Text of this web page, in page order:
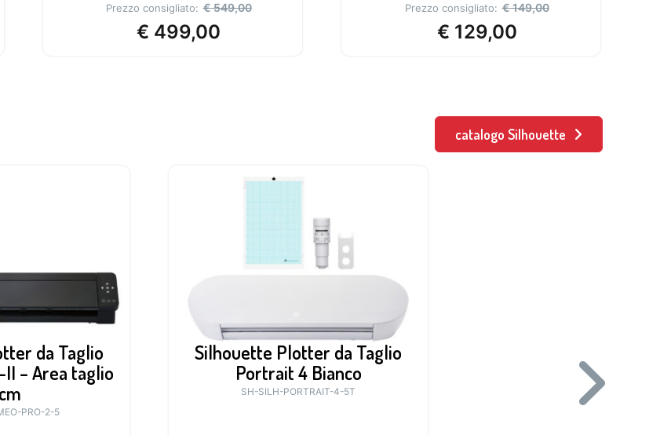
Prezzo consigliato: €549,00
€ 499,00
Prezzo consigliato: €149,00
€ 129,00
catalogo Silhouette
da Taglio
– Area taglio
PRO-2-5
Silhouette Plotter da Taglio
Portrait 4 Bianco
SH-SILH-PORTRAIT-4-5T
Cameo Pro MK-II –
61 cm